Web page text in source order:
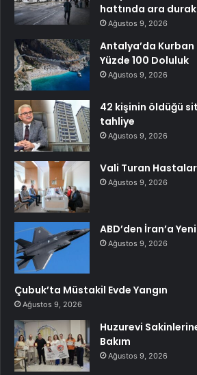
hattında ara
Ağustos 9, 2026
Antalya’da Kurban
Yüzde 100 Doluluk
Ağustos 9, 2026
42 kişinin öldüğü
tahliye
Ağustos 9, 2026
Vali Turan
Ağustos 9, 2026
ABD’den İran’a
Ağustos 9, 2026
Çubuk’ta Müstakil Evde Yangın
Ağustos 9, 2026
Huzurevi
Bakım
Ağustos 9, 2026